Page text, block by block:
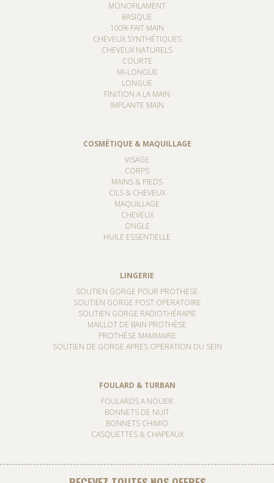
MONOFILAMENT
BASIQUE
100% FAIT MAIN
CHEVEUX SYNTHÉTIQUES
CHEVEUX NATURELS
COURTE
MI-LONGUE
LONGUE
FINITION A LA MAIN
IMPLANTE MAIN
COSMÉTIQUE & MAQUILLAGE
VISAGE
CORPS
MAINS & PIEDS
CILS & CHEVEUX
MAQUILLAGE
CHEVEUX
ONGLE
HUILE ESSENTIELLE
LINGERIE
SOUTIEN GORGE POUR PROTHESE
SOUTIEN GORGE POST OPERATOIRE
SOUTIEN GORGE RADIOTHÉRAPIE
MAILLOT DE BAIN PROTHÈSE
PROTHÈSE MAMMAIRE
SOUTIEN DE GORGE APRES OPERATION DU SEIN
FOULARD & TURBAN
FOULARDS A NOUER
BONNETS DE NUIT
BONNETS CHIMIO
CASQUETTES & CHAPEAUX